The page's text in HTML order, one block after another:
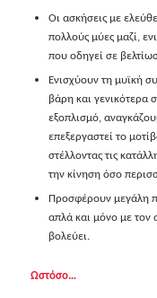
Οι ασκήσεις με
πολλούς μύες μαζί,
που οδηγεί σε
Ενισχύουν τη μυϊκή
βάρη και γενικότερα
εξοπλισμό,
επεξεργαστεί το
στέλλοντας τις
την κίνηση όσο
Προσφέρουν μεγάλη
απλά και μόνο με τον
βολεύει.
Ωστόσο…